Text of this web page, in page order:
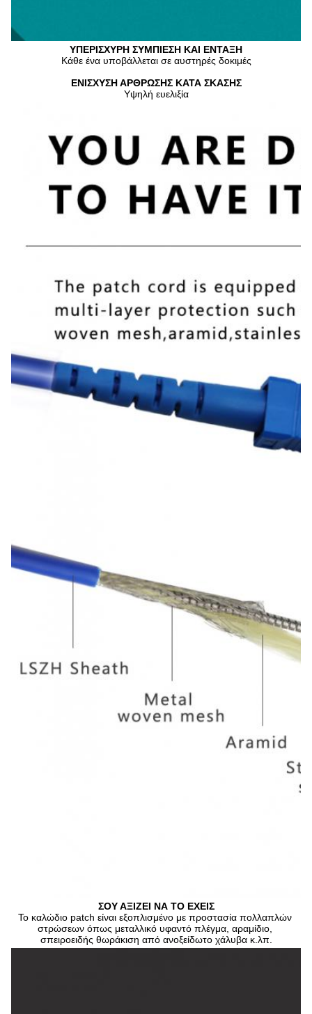
ΥΠΕΡΙΣΧΥΡΗ ΣΥΜΠΙΕΣΗ ΚΑΙ ΕΝΤΑΞΗ
Κάθε ένα υποβάλλεται σε αυστηρές δοκιμές
ΕΝΙΣΧΥΣΗ ΑΡΘΡΩΣΗΣ ΚΑΤΑ ΣΚΑΣΗΣ
Υψηλή ευελιξία
ΣΟΥ ΑΞΙΖΕΙ ΝΑ ΤΟ ΕΧΕΙΣ
Το καλώδιο patch είναι εξοπλισμένο με προστασία πολλαπλών
στρώσεων όπως μεταλλικό υφαντό πλέγμα, αραμίδιο,
σπειροειδής θωράκιση από ανοξείδωτο χάλυβα κ.λπ.